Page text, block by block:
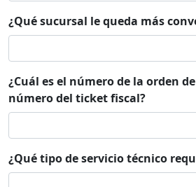
¿Qué sucursal le queda más
¿Cuál es el número de la orden
número del ticket fiscal?
¿Qué tipo de servicio técnico